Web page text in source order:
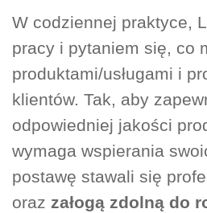
W codziennej praktyce,
pracy i pytaniem się, co
produktami/usługami i
klientów. Tak, aby
odpowiedniej jakości
wymaga wspierania
postawę stawali się
oraz załogą zdolną do